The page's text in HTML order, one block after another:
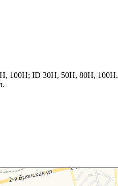
100H; ID 30H, 50H, 80H, 100H.